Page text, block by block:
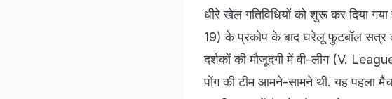
धीरे खेल गतिविधियों को शुरू कर दिया
19) के प्रकोप के बाद घरेलू फुटबॉल सत्र
दर्शकों की मौजूदगी में वी-लीग (V.
पोंग की टीम आमने-सामने थी. यह पहला